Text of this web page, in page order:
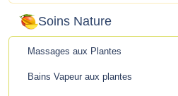
Soins Nature
Massages aux Plantes
Bains Vapeur aux plantes